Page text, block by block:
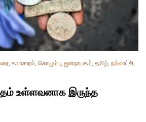
, கலாசாரம், கொழும்பு, ஜனநாயகம், தமிழ், நல்லாட்சி,
உள்ளவனாக இருந்த